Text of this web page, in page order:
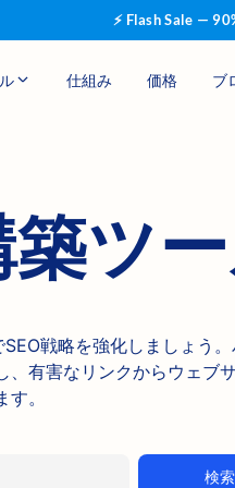
⚡ Flash Sale —
仕組み 価格 ブ
築ツ
戦略を強化しましょう
、有害なリンクからウェブ
。
検索